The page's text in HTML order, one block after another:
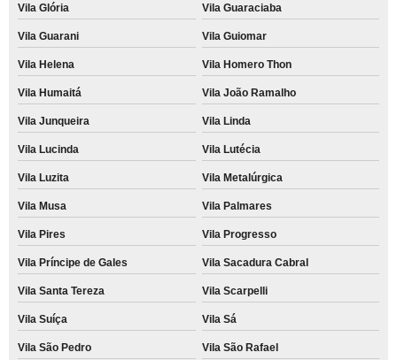
Vila Glória Vila Guaraciaba
Vila Guarani Vila Guiomar
Vila Helena Vila Homero Thon
Vila Humaitá Vila João Ramalho
Vila Junqueira Vila Linda
Vila Lucinda Vila Lutécia
Vila Luzita Vila Metalúrgica
Vila Musa Vila Palmares
Vila Pires Vila Progresso
Vila Príncipe de Gales Vila Sacadura Cabral
Vila Santa Tereza Vila Scarpelli
Vila Suíça Vila Sá
Vila São Pedro Vila São Rafael